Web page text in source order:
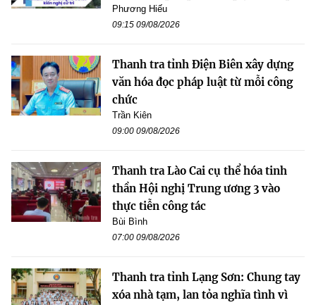
Phương Hiếu
09:15 09/08/2026
Thanh tra tỉnh Điện Biên xây dựng
văn hóa đọc pháp luật từ mỗi công
chức
Trần Kiên
09:00 09/08/2026
Thanh tra Lào Cai cụ thể hóa tinh
thần Hội nghị Trung ương 3 vào
thực tiễn công tác
Bùi Bình
07:00 09/08/2026
Thanh tra tỉnh Lạng Sơn: Chung tay
xóa nhà tạm, lan tỏa nghĩa tình vì